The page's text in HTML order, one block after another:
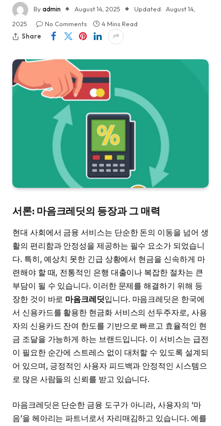
Byadmin August 14, 2025 Updated: August 14,
2025
No Comments
4 Mins Read
Share
서론: 마음크레딧의 등장과 그 매력
현대 사회에서 금융 서비스는 단순한 돈의 이동을 넘어 생
활의 편리함과 안정성을 제공하는 필수 요소가 되었습니
다. 특히, 예상치 못한 긴급 상황에서 현금을 신속하게 마
련해야 할 때, 전통적인 은행 대출이나 복잡한 절차는 큰
부담이 될 수 있습니다. 이러한 문제를 해결하기 위해 등
장한 것이 바로 마음크레딧입니다. 마음크레딧은 한국에
서 신용카드를 활용한 현금화 서비스의 선두주자로, 사용
자의 신용카드 잔여 한도를 기반으로 빠르고 효율적인 현
금 조달을 가능하게 하는 브랜드입니다. 이 서비스는 급전
이 필요한 순간에 스트레스 없이 대처할 수 있도록 설계되
어 있으며, 긍정적인 사용자 피드백과 안정적인 시스템으
로 많은 사람들의 신뢰를 받고 있습니다.
마음크레딧은 단순한 금융 도구가 아니라, 사용자의 ‘마
음’을 헤아리는 파트너로서 자리매김하고 있습니다. 예를